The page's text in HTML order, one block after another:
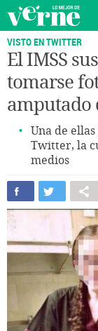
VISTO EN TWITTER
El IMSS
tomarse
amputado
Una de
Twitter, la
medios